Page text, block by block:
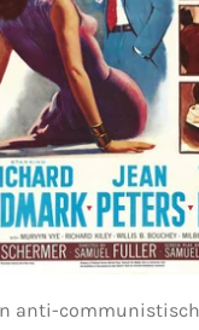
anti-